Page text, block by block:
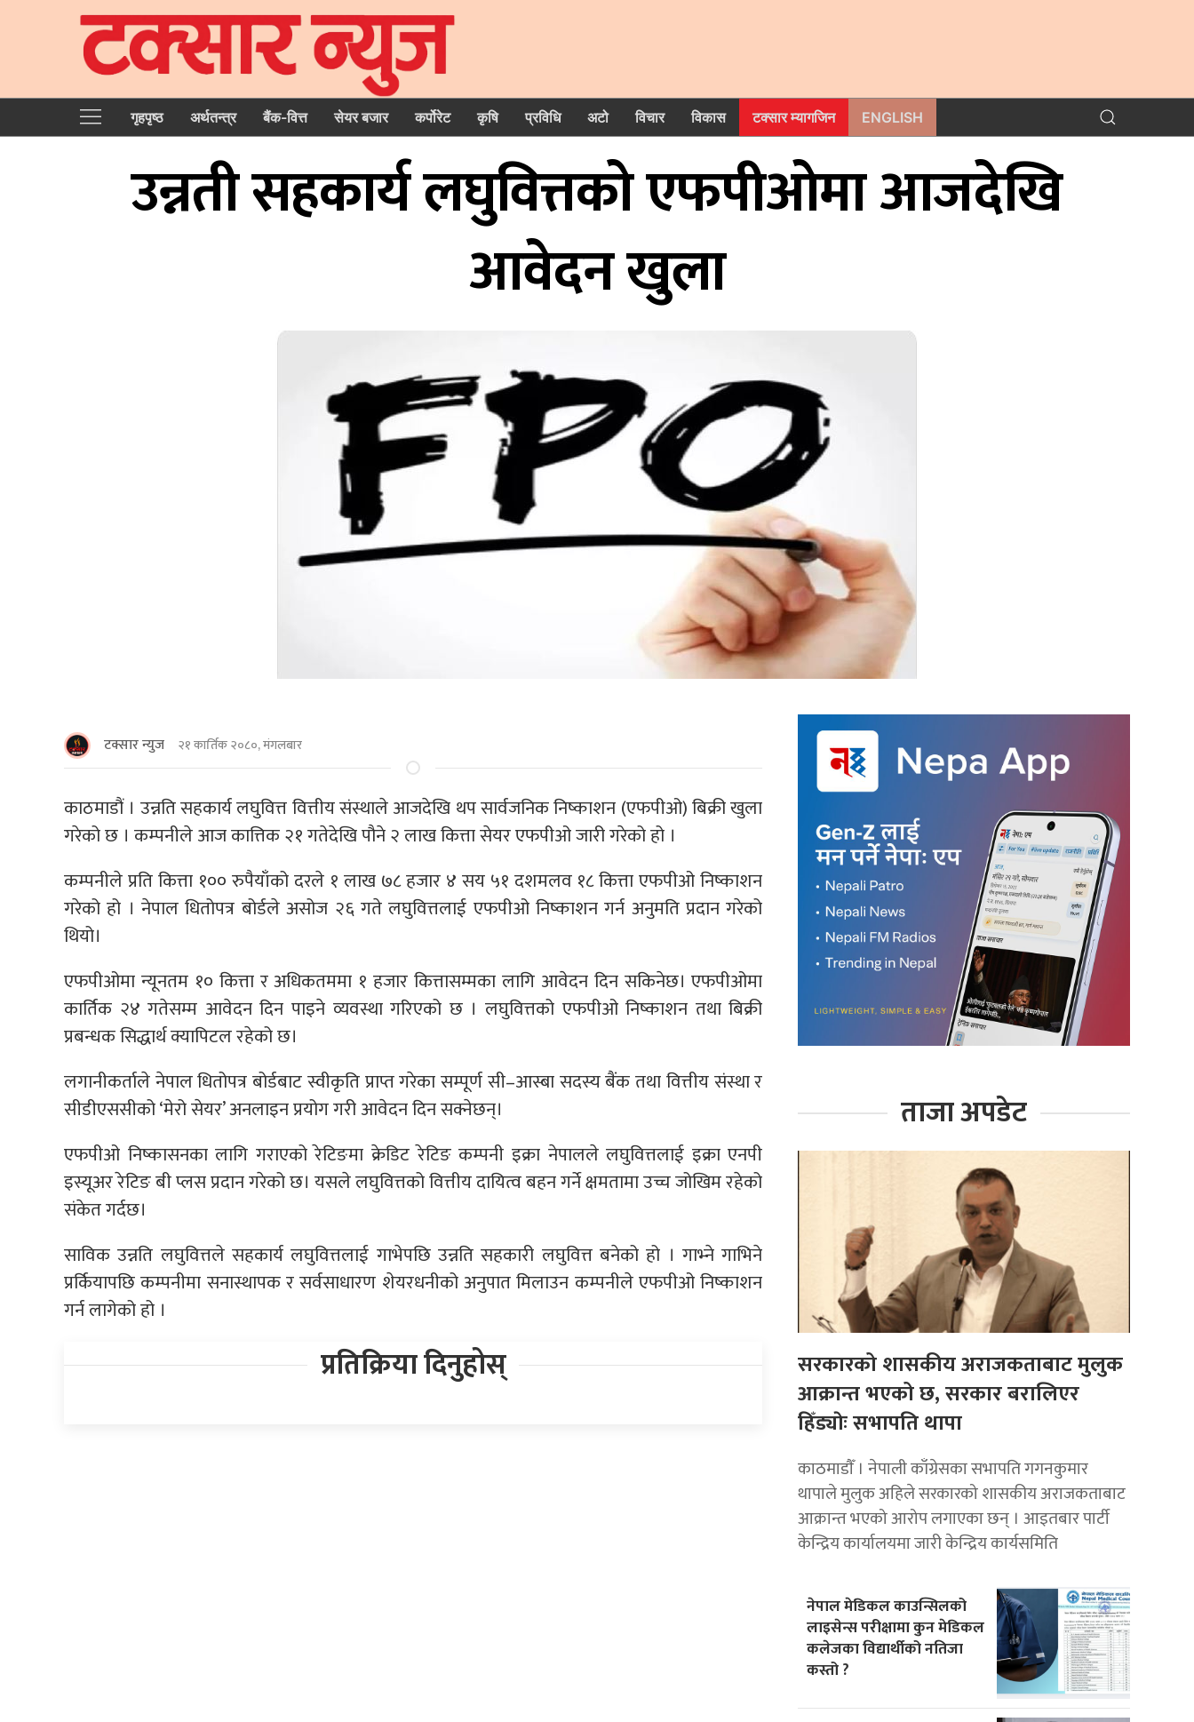
गृहपृष्‍ठ अर्थतन्त्र बैंक-वित्त सेयर बजार कर्पोरेट कृषि प्रविधि अटो विचार विकास टक्सार म्यागजिन ENGLISH
उन्नती सहकार्य लघुवित्तको एफपीओमा आजदेखि
आवेदन खुला
टक्सार न्युज २१ कार्तिक २०८०, मंगलबार
काठमाडौं । उन्नति सहकार्य लघुवित्त वित्तीय संस्थाले आजदेखि थप सार्वजनिक निष्काशन (एफपीओ) बिक्री खुला
गरेको छ । कम्पनीले आज कात्तिक २१ गतेदेखि पौने २ लाख कित्ता सेयर एफपीओ जारी गरेको हो ।
कम्पनीले प्रति कित्ता १०० रुपैयाँको दरले १ लाख ७८ हजार ४ सय ५१ दशमलव १८ कित्ता एफपीओ निष्काशन
गरेको हो । नेपाल धितोपत्र बोर्डले असोज २६ गते लघुवित्तलाई एफपीओ निष्काशन गर्न अनुमति प्रदान गरेको
थियो।
एफपीओमा न्यूनतम १० कित्ता र अधिकतममा १ हजार कित्तासम्मका लागि आवेदन दिन सकिनेछ। एफपीओमा
कार्तिक २४ गतेसम्म आवेदन दिन पाइने व्यवस्था गरिएको छ । लघुवित्तको एफपीओ निष्काशन तथा बिक्री
प्रबन्धक सिद्धार्थ क्यापिटल रहेको छ।
लगानीकर्ताले नेपाल धितोपत्र बोर्डबाट स्वीकृति प्राप्त गरेका सम्पूर्ण सी–आस्बा सदस्य बैंक तथा वित्तीय संस्था र
सीडीएससीको ‘मेरो सेयर’ अनलाइन प्रयोग गरी आवेदन दिन सक्नेछन्।
एफपीओ निष्कासनका लागि गराएको रेटिङमा क्रेडिट रेटिङ कम्पनी इक्रा नेपालले लघुवित्तलाई इक्रा एनपी
इस्यूअर रेटिङ बी प्लस प्रदान गरेको छ। यसले लघुवित्तको वित्तीय दायित्व बहन गर्ने क्षमतामा उच्च जोखिम रहेको
संकेत गर्दछ।
साविक उन्नति लघुवित्तले सहकार्य लघुवित्तलाई गाभेपछि उन्नति सहकारी लघुवित्त बनेको हो । गाभ्ने गाभिने
प्रर्कियापछि कम्पनीमा सनास्थापक र सर्वसाधारण शेयरधनीको अनुपात मिलाउन कम्पनीले एफपीओ निष्काशन
गर्न लागेको हो ।
प्रतिक्रिया दिनुहोस्
ताजा अपडेट
सरकारको शासकीय अराजकताबाट मुलुक
आक्रान्त भएको छ, सरकार बरालिएर
हिँड्याेः सभापति थापा
काठमाडाैँ । नेपाली काँग्रेसका सभापति गगनकुमार
थापाले मुलुक अहिले सरकारको शासकीय अराजकताबाट
आक्रान्त भएको आरोप लगाएका छन् । आइतबार पार्टी
केन्द्रिय कार्यालयमा जारी केन्द्रिय कार्यसमिति
नेपाल मेडिकल काउन्सिलको
लाइसेन्स परीक्षामा कुन मेडिकल
कलेजका विद्यार्थीको नतिजा
कस्तो ?